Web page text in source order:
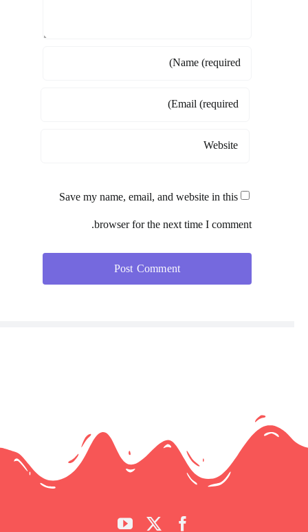
Save my name, email, and website in this
browser for the next time I comment.